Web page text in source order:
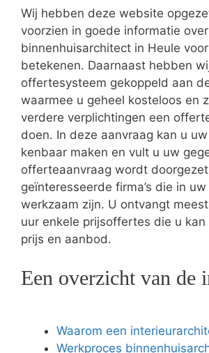
Wij hebben deze website
voorzien in goede informatie
binnenhuisarchitect in Heule
betekenen. Daarnaast hebben
offertesysteem gekoppeld aan
waarmee u geheel kosteloos en
verdere verplichtingen een
doen. In deze aanvraag kan u
kenbaar maken en vult u uw
offerteaanvraag wordt
geïnteresseerde firma’s die in
werkzaam zijn. U ontvangt
uur enkele prijsoffertes die u kan
prijs en aanbod.
Een overzicht van de
Waarom een
Werkproces